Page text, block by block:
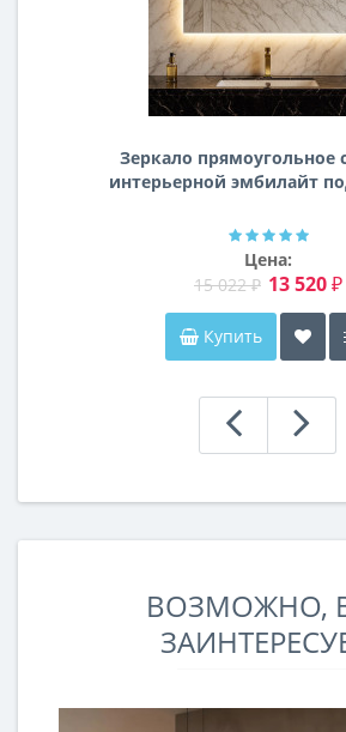
Зеркало прямоугольное
интерьерной эмбилайт
Цена:
15 022 ₽ 13 520 ₽
Купить
ВОЗМОЖНО,